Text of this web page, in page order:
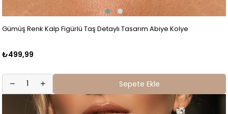
Gümüş Renk Kalp Figürlü Taş Detaylı Tasarım Abiye Kolye
₺499,99
Sepete Ekle